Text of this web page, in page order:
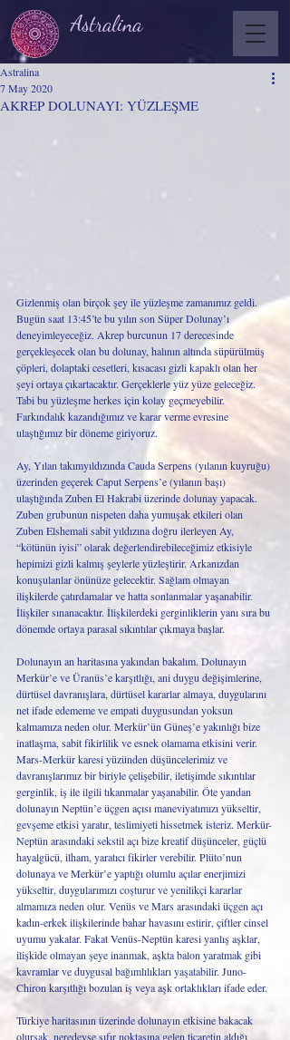
Astralina
AKREP DOLUNAYI: YÜZLEŞME
Astralina
7 May 2020
Gizlenmiş olan birçok şey ile yüzleşme zamanımız geldi.
Bugün saat 13:45’te bu yılın son Süper Dolunay’ı
deneyimleyeceğiz. Akrep burcunun 17 derecesinde
gerçekleşecek olan bu dolunay, halının altında süpürülmüş
çöpleri, dolaptaki cesetleri, kısacası gizli kapaklı olan her
şeyi ortaya çıkartacaktır. Gerçeklerle yüz yüze geleceğiz.
Tabi bu yüzleşme herkes için kolay geçmeyebilir.
Farkındalık kazandığımız ve karar verme evresine
ulaştığımız bir döneme giriyoruz.
Ay, Yılan takımyıldızında Cauda Serpens (yılanın kuyruğu)
üzerinden geçerek Caput Serpens’e (yılanın başı)
ulaştığında Zuben El Hakrabi üzerinde dolunay yapacak.
Zuben grubunun nispeten daha yumuşak etkileri olan
Zuben Elshemali sabit yıldızına doğru ilerleyen Ay,
“kötünün iyisi” olarak değerlendirebileceğimiz etkisiyle
hepimizi gizli kalmış şeylerle yüzleştirir. Arkanızdan
konuşulanlar önünüze gelecektir. Sağlam olmayan
ilişkilerde çatırdamalar ve hatta sonlanmalar yaşanabilir.
İlişkiler sınanacaktır. İlişkilerdeki gerginliklerin yanı sıra bu
dönemde ortaya parasal sıkıntılar çıkmaya başlar.
Dolunayın an haritasına yakından bakalım. Dolunayın
Merkür’e ve Üranüs’e karşıtlığı, ani duygu değişimlerine,
dürtüsel davranışlara, dürtüsel kararlar almaya, duygularını
net ifade edememe ve empati duygusundan yoksun
kalmamıza neden olur. Merkür’ün Güneş’e yakınlığı bize
inatlaşma, sabit fikirlilik ve esnek olamama etkisini verir.
Mars-Merkür karesi yüzünden düşüncelerimiz ve
davranışlarımız bir biriyle çelişebilir, iletişimde sıkıntılar
gerginlik, iş ile ilgili tıkanmalar yaşanabilir. Öte yandan
dolunayın Neptün’e üçgen açısı maneviyatımızı yükseltir,
gevşeme etkisi yaratır, teslimiyeti hissetmek isteriz. Merkür-
Neptün arasındaki sekstil açı bize kreatif düşünceler, güçlü
hayalgücü, ilham, yaratıcı fikirler verebilir. Plüto’nun
dolunaya ve Merkür’e yaptığı olumlu açılar enerjimizi
yükseltir, duygularımızı coşturur ve yenilikçi kararlar
almamıza neden olur. Venüs ve Mars arasındaki üçgen açı
kadın-erkek ilişkilerinde bahar havasını estirir, çiftler cinsel
uyumu yakalar. Fakat Venüs-Neptün karesi yanlış aşklar,
ilişkide olmayan şeye inanmak, aşkta balon yaratmak gibi
kavramlar ve duygusal bağımlılıkları yaşatabilir. Juno-
Chiron karşıtlığı bozulan iş veya aşk ortaklıkları ifade eder.
Türkiye haritasının üzerinde dolunayın etkisine bakacak
olursak, neredeyse sıfır noktasına gelen ticaretin aldığı